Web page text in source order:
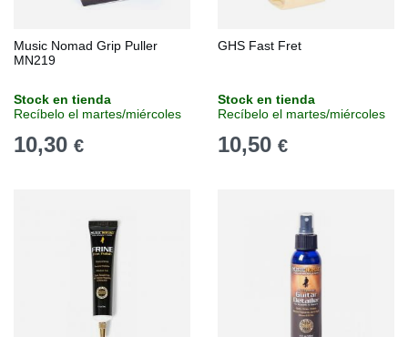
Music Nomad Grip Puller
MN219
Stock en tienda
Recíbelo el martes/miércoles
10,30 €
GHS Fast Fret
Stock en tienda
Recíbelo el martes/miércoles
10,50 €